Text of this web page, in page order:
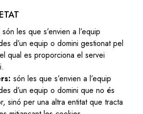
són les que s’envien a l’equip
d’un equip o domini gestionat pel
qual es proporciona el servei
són les que s’envien a l’equip
d’un equip o domini que no és
sinó per una altra entitat que tracta